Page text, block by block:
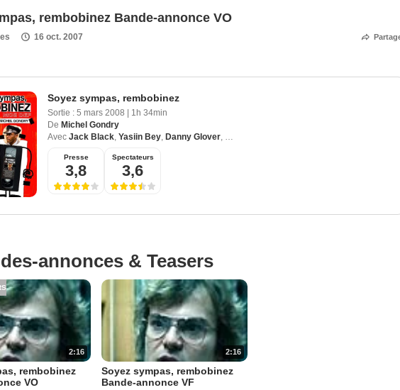
rembobinez Bande-annonce VO
16 oct. 2007
Soyez sympas, rembobinez
Sortie : 5 mars 2008
1h 34min
De Michel Gondry
Avec Jack Black, Yasiin Bey, Danny Glover, Mia Farrow
Presse
3,8
Spectateurs
3,6
annonces & Teasers
2:16
rembobinez
VO
2:16
Soyez sympas, rembobinez
Bande-annonce VF